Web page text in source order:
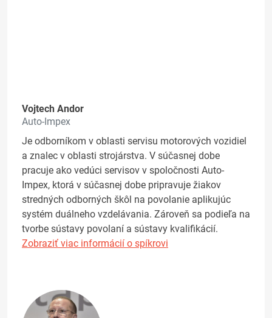
Vojtech Andor
Auto-Impex
Je odborníkom v oblasti servisu motorových vozidiel
a znalec v oblasti strojárstva. V súčasnej dobe
pracuje ako vedúci servisov v spoločnosti Auto-
Impex, ktorá v súčasnej dobe pripravuje žiakov
stredných odborných škôl na povolanie aplikujúc
systém duálneho vzdelávania. Zároveň sa podieľa na
tvorbe sústavy povolaní a sústavy kvalifikácií.
Zobraziť viac informácií o spíkrovi